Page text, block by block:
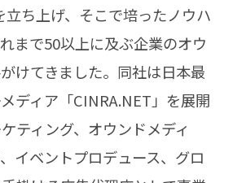
立ち上げ、そこで培ったノウハ
まで50以上に及ぶ企業のオウ
けてきました。同社は日本最
ディア「CINRA.NET」を展開
ティング、オウンドメディ
イベントプロデュース、グロ